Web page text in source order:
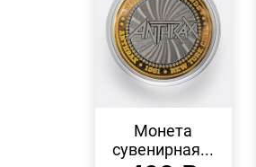
Монета
сувенирная...